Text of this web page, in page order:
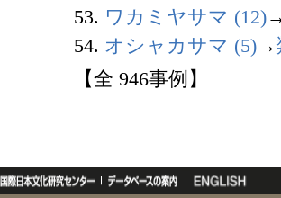
53. ワカミヤサマ (12)
54. オシャカサマ (5)→
【全 946事例】